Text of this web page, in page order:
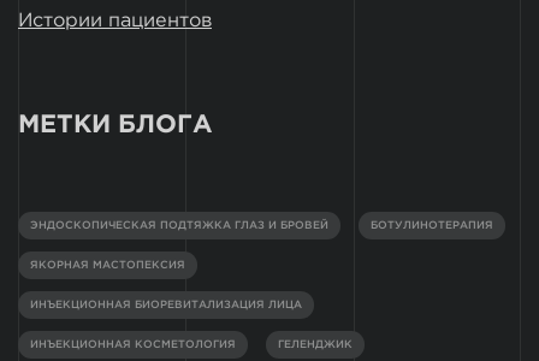
Истории пациентов
МЕТКИ БЛОГА
ЭНДОСКОПИЧЕСКАЯ ПОДТЯЖКА ГЛАЗ И БРОВЕЙ БОТУЛИНОТЕРАПИЯ
ЯКОРНАЯ МАСТОПЕКСИЯ
ИНЪЕКЦИОННАЯ БИОРЕВИТАЛИЗАЦИЯ ЛИЦА
ИНЪЕКЦИОННАЯ КОСМЕТОЛОГИЯ ГЕЛЕНДЖИК